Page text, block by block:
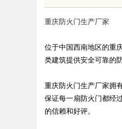
重庆防火门生产厂家
位于中国西南地区的重
类建筑提供安全可靠的
重庆防火门生产厂家拥
保证每一扇防火门都经
的信赖和好评。